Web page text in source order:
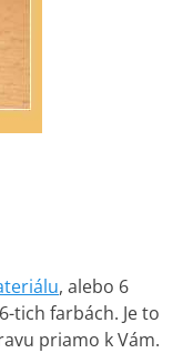
, alebo 6
tich farbách. Je to
priamo k Vám.